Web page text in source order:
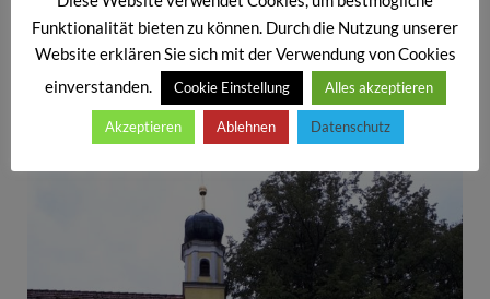
Wallfahrtslegende
Funktionalität bieten zu können. Durch die Nutzung unserer
Website erklären Sie sich mit der Verwendung von Cookies
einverstanden.
Cookie Einstellung Alles akzeptieren
Akzeptieren Ablehnen Datenschutz